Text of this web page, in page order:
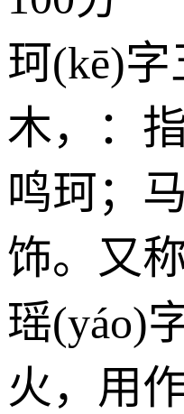
珂(kē)字
木，：
鸣珂；
饰。又
瑶(yáo)
火 ，用